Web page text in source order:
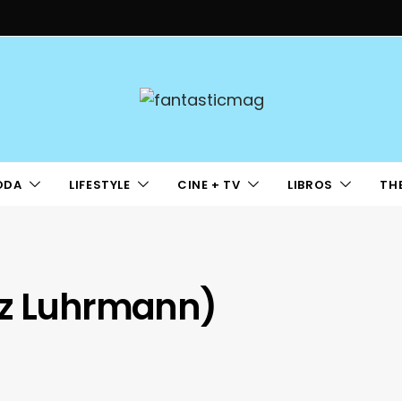
LIFESTYLE CINE + TV LIBROS
Luhrmann)